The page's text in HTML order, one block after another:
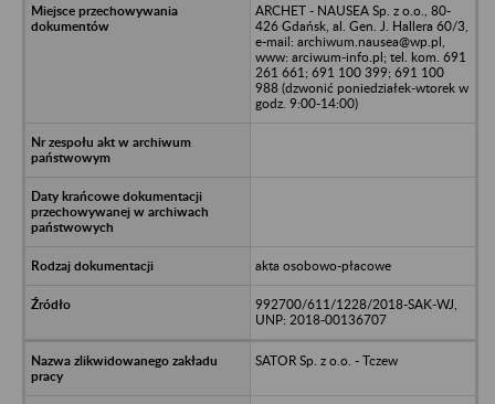
ARCHET - NAUSEA Sp. z o.o., 80-
426 Gdańsk, al. Gen. J. Hallera 60/3,
e-mail: archiwum.nausea@wp.pl,
www: arciwum-info.pl; tel. kom. 691
261 661; 691 100 399; 691 100
988 (dzwonić poniedziałek-wtorek w
godz. 9:00-14:00)
akta osobowo-płacowe
992700/611/1228/2018-SAK-WJ,
UNP: 2018-00136707
SATOR Sp. z o.o. - Tczew